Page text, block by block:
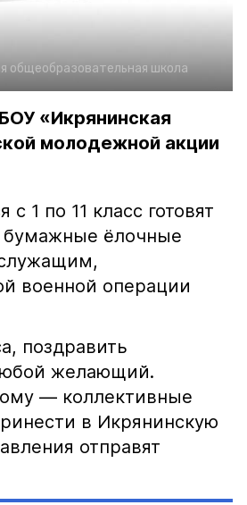
общеобразовательная школа
«Икрянинская
молодежной акции
1 по 11 класс готовят
бумажные ёлочные
военной операции
поздравить
желающий.
— коллективные
в Икрянинскую
отправят